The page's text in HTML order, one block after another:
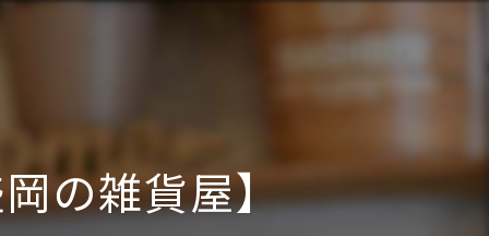
の雑貨屋】